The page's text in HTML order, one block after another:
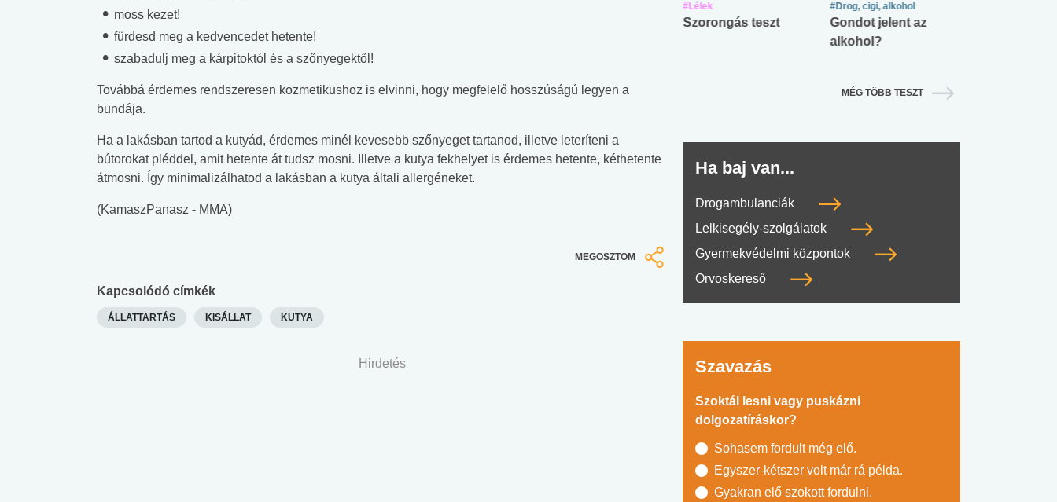
moss kezet!
fürdesd meg a kedvencedet hetente!
szabadulj meg a kárpitoktól és a szőnyegektől!
Továbbá érdemes rendszeresen kozmetikushoz is elvinni, hogy megfelelő hosszúságú legyen a
bundája.
Ha a lakásban tartod a kutyád, érdemes minél kevesebb szőnyeget tartanod, illetve leteríteni a
bútorokat pléddel, amit hetente át tudsz mosni. Illetve a kutya fekhelyet is érdemes hetente, kéthetente
átmosni. Így minimalizálhatod a lakásban a kutya általi allergéneket.
(KamaszPanasz - MMA)
MEGOSZTOM
Kapcsolódó címkék
ÁLLATTARTÁS KISÁLLAT KUTYA
Hirdetés
Mekkora az ökológiai
lábnyomod?
tudásteszt
#Lélek
Szorongás teszt
#Drog, cigi, alkohol
Gondot jelent az
alkohol?
MÉG TÖBB TESZT
Ha baj van...
Drogambulanciák
Lelkisegély-szolgálatok
Gyermekvédelmi központok
Orvoskereső
Szavazás
Szoktál lesni vagy puskázni
dolgozatíráskor?
Sohasem fordult még elő.
Egyszer-kétszer volt már rá példa.
Gyakran elő szokott fordulni.